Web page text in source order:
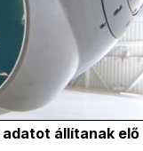
állítanak elő